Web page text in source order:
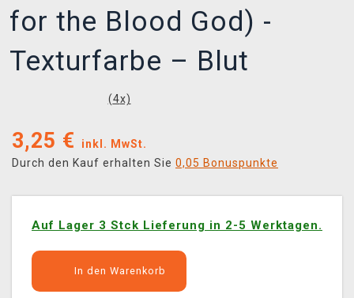
for the Blood God) -
Texturfarbe – Blut
(4x)
3,25 €
inkl. MwSt.
Durch den Kauf erhalten Sie 0,05 Bonuspunkte
Auf Lager 3 Stck Lieferung in 2-5 Werktagen.
In den Warenkorb